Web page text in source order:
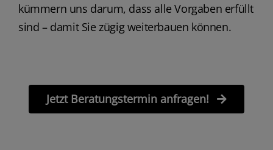
kümmern uns darum, dass alle Vorgaben erfüllt
sind – damit Sie zügig weiterbauen können.
Jetzt Beratungstermin anfragen!